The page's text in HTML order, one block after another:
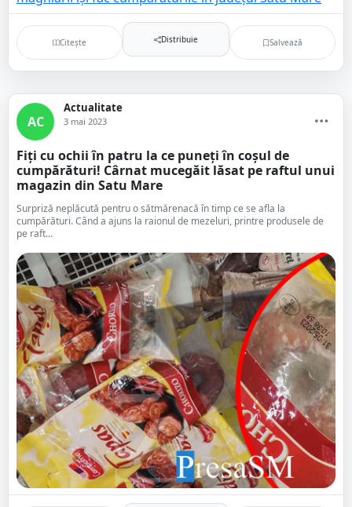
Citește Distribuie Salvează
AC
Actualitate
3 mai 2023
Fiți cu ochii în patru la ce puneți în coșul de
cumpărături! Cârnat mucegăit lăsat pe raftul unui
magazin din Satu Mare
Surpriză neplăcută pentru o sătmărenacă în timp ce se afla la
cumpărături. Când a ajuns la raionul de mezeluri, printre produsele de
pe raft...